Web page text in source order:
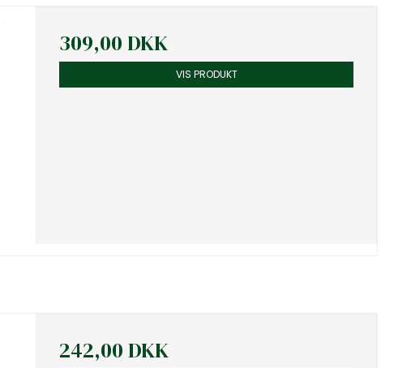
309,00 DKK
VIS PRODUKT
242,00 DKK